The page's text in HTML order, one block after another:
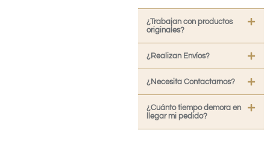
¿Trabajan con productos
originales?
¿Realizan Envíos?
¿Necesita Contactarnos?
¿Cuánto tiempo demora en
llegar mi pedido?